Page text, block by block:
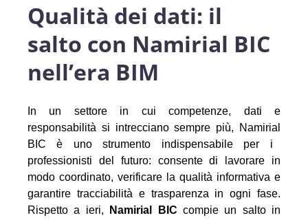
Qualità dei dati: il
salto con Namirial BIC
nell’era BIM
In un settore in cui competenze, dati e
responsabilità si intrecciano sempre più,
Namirial
BIC è uno strumento indispensabile per i
professionisti del futuro: consente di lavorare in
modo coordinato, verificare la qualità informativa e
garantire tracciabilità e trasparenza in ogni fase.
Rispetto a ieri,
Namirial BIC compie un salto in